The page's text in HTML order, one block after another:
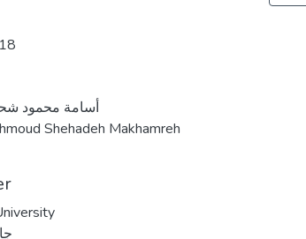
أسامة محمود
Shehadeh Makhamreh